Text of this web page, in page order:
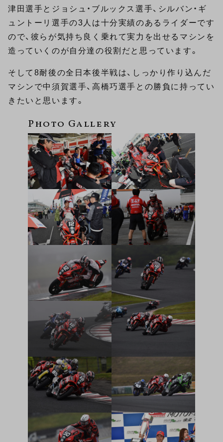
津田選手とジョシュ・ブルックス選手、シルバン・ギ
ュントーリ選手の3人は十分実績のあるライダーです
ので、彼らが気持ち良く乗れて実力を出せるマシンを
造っていくのが自分達の役割だと思っています。
そして8耐後の全日本後半戦は、しっかり作り込んだ
マシンで中須賀選手、高橋巧選手との勝負に持ってい
きたいと思います。